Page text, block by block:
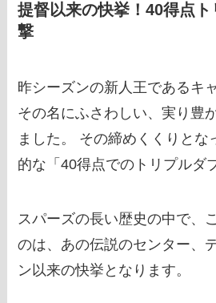
提督以来の快挙！40得点
撃
昨シーズンの新人王であるキ
その名にふさわしい、実り豊
ました。 その締めくくりとな
的な「40得点でのトリプルダ
スパーズの長い歴史の中で、
のは、あの伝説のセンター、
ン以来の快挙となります。